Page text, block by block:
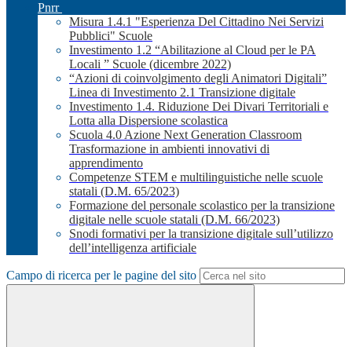
Pnrr
Misura 1.4.1 "Esperienza Del Cittadino Nei Servizi
Pubblici" Scuole
Investimento 1.2 “Abilitazione al Cloud per le PA
Locali ” Scuole (dicembre 2022)
“Azioni di coinvolgimento degli Animatori Digitali”
Linea di Investimento 2.1 Transizione digitale
Investimento 1.4. Riduzione Dei Divari Territoriali e
Lotta alla Dispersione scolastica
Scuola 4.0 Azione Next Generation Classroom
Trasformazione in ambienti innovativi di
apprendimento
Competenze STEM e multilinguistiche nelle scuole
statali (D.M. 65/2023)
Formazione del personale scolastico per la transizione
digitale nelle scuole statali (D.M. 66/2023)
Snodi formativi per la transizione digitale sull’utilizzo
dell’intelligenza artificiale
Campo di ricerca per le pagine del sito